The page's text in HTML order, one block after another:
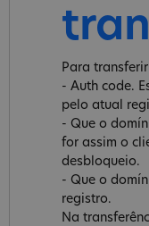
Para
- Auth code.
pelo atual
- Que o
for assim o
desbloqueio.
- Que o
registro.
Na